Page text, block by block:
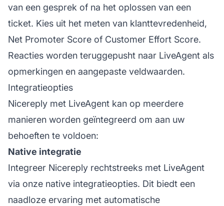
van een gesprek of na het oplossen van een
ticket. Kies uit het meten van klanttevredenheid,
Net Promoter Score of Customer Effort Score.
Reacties worden teruggepusht naar LiveAgent als
opmerkingen en aangepaste veldwaarden.
Integratieopties
Nicereply met LiveAgent kan op meerdere
manieren worden geïntegreerd om aan uw
behoeften te voldoen:
Native integratie
Integreer Nicereply rechtstreeks met LiveAgent
via onze native integratieopties. Dit biedt een
naadloze ervaring met automatische